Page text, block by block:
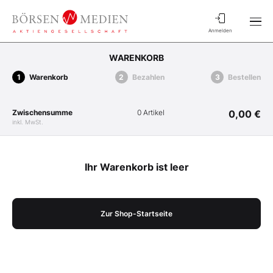
Anmelden
WARENKORB
Warenkorb Bezahlen Bestellen
Zwischensumme
inkl. MwSt.
0 Artikel 0,00 €
Ihr Warenkorb ist leer
Zur Shop-Startseite